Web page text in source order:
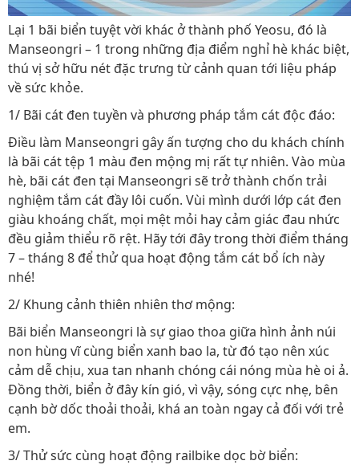
Lại 1 bãi biển tuyệt vời khác ở thành phố Yeosu, đó là
Manseongri – 1 trong những địa điểm nghỉ hè khác biệt,
thú vị sở hữu nét đặc trưng từ cảnh quan tới liệu pháp
về sức khỏe.
1/ Bãi cát đen tuyền và phương pháp tắm cát độc đáo:
Điều làm Manseongri gây ấn tượng cho du khách chính
là bãi cát tệp 1 màu đen mộng mị rất tự nhiên. Vào mùa
hè, bãi cát đen tại Manseongri sẽ trở thành chốn trải
nghiệm tắm cát đầy lôi cuốn. Vùi mình dưới lớp cát đen
giàu khoáng chất, mọi mệt mỏi hay cảm giác đau nhức
đều giảm thiểu rõ rệt. Hãy tới đây trong thời điểm tháng
7 – tháng 8 để thử qua hoạt động tắm cát bổ ích này
nhé!
2/ Khung cảnh thiên nhiên thơ mộng:
Bãi biển Manseongri là sự giao thoa giữa hình ảnh núi
non hùng vĩ cùng biển xanh bao la, từ đó tạo nên xúc
cảm dễ chịu, xua tan nhanh chóng cái nóng mùa hè oi ả.
Đồng thời, biển ở đây kín gió, vì vậy, sóng cực nhẹ, bên
cạnh bờ dốc thoải thoải, khá an toàn ngay cả đối với trẻ
em.
3/ Thử sức cùng hoạt động railbike dọc bờ biển: